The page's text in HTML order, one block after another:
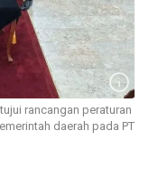
rancangan peraturan
daerah pada PT